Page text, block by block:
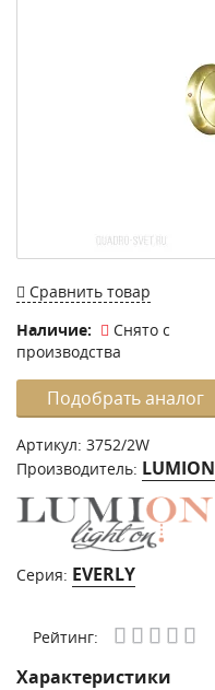
Сравнить товар
Наличие:
Снято с
производства
Подобрать аналог
Артикул: 3752/2W
Производитель: LUMION
Серия: EVERLY
Рейтинг:
Характеристики